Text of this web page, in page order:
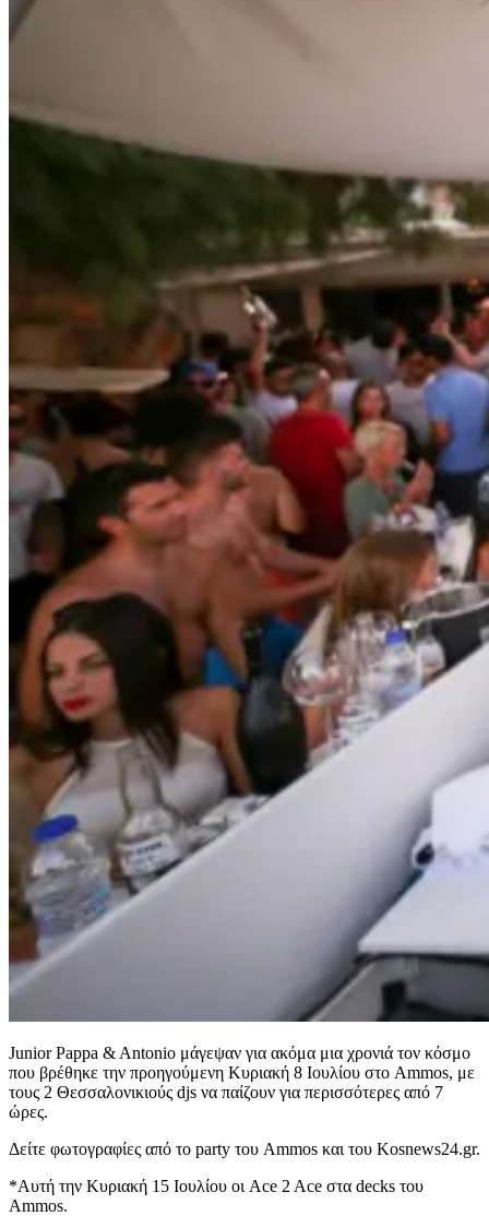
Junior Pappa & Antonio μάγεψαν για ακόμα μια χρονιά τον κόσμο
που βρέθηκε την προηγούμενη Κυριακή 8 Ιουλίου στο Ammos, με
τους 2 Θεσσαλονικιούς djs να παίζουν για περισσότερες από 7
ώρες.
Δείτε φωτογραφίες από το party του Ammos και του Kosnews24.gr.
*Αυτή την Κυριακή 15 Ιουλίου οι Ace 2 Ace στα decks του
Ammos.